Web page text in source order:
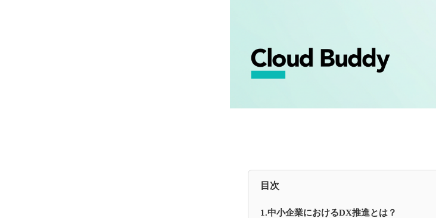
目次
1.中小企業におけるDX推進とは？